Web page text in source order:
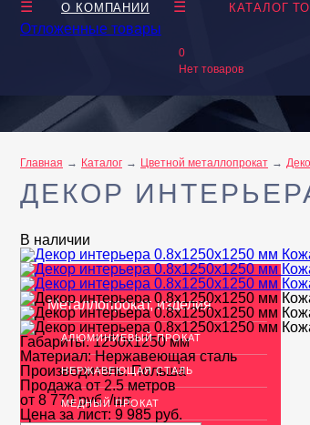
О КОМПАНИИ КАТАЛОГ
Отложенные товары
0
Нет товаров
Главная Каталог Цветной металлопрокат
ДЕКОР
Металлопрокат, изделия
АЛЮМИНИЕВЫЙ ПРОКАТ
НЕРЖАВЕЮЩАЯ СТАЛЬ
МЕДНЫЙ ПРОКАТ
В наличии
Габариты:1250х1250 мм
Материал:Нержавеющая сталь
Производитель:Польша
Продажа от 2.5 метров
от 8 770руб. /шт.
Цена за лист: 9 985 руб.